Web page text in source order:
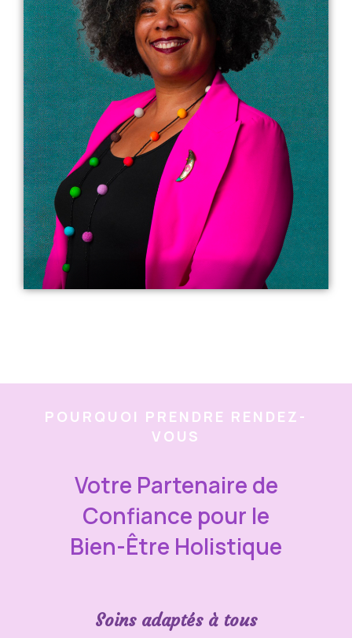
POURQUOI PRENDRE RENDEZ-
VOUS
Votre Partenaire de
Confiance pour le
Bien-Être Holistique
Soins adaptés à tous